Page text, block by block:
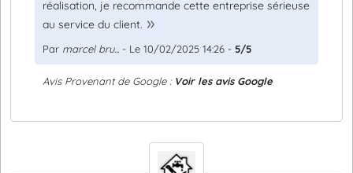
réalisation, je recommande cette entreprise sérieuse
au service du client.
Par marcel bru... - Le 10/02/2025 14:26 - 5/5
Avis Provenant de Google : Voir les avis Google